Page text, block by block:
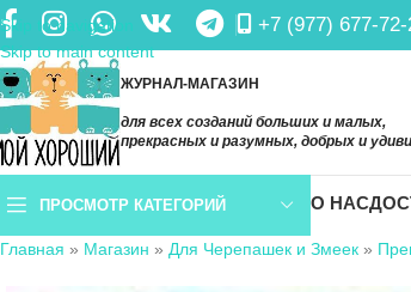
Skip to navigation
Skip to main content
+7 (977) 677-72-
ЖУРНАЛ-МАГАЗИН
для всех созданий больших и малых,
прекрасных и разумных, добрых и
ПРОСМОТР КАТЕГОРИЙ О НАС
Главная » Магазин » Для Черепашек и Змеек »